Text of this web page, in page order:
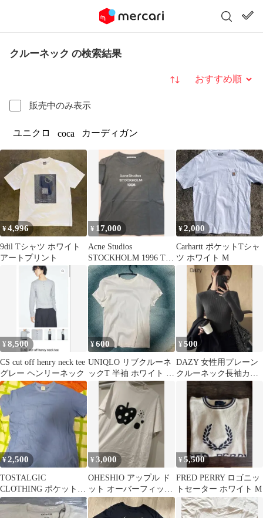
クルーネック の検索結果
販売中のみ表示
並び替え
ユニクロ coca カーディガン
¥4,996
9dil Tシャツ ホワイト
アートプリント
¥ 17,000
Acne Studios
STOCKHOLM 1996 Tシ
ャツ
¥2,000
Carhartt ポケットTシャ
ツ ホワイト M
¥8,500
CS cut off henry neck tee
グレー ヘンリーネック
¥600
UNIQLO リブクルーネ
ックT 半袖 ホワイト L
サイズ
¥500
DAZY 女性用プレーン
クルーネック長袖カジ
ュアルスリムフィット
セーター
¥2,500
TOSTALGIC
CLOTHING ポケットT
シャツ ブルー
¥3,000
OHESHIO アップル ド
ット オーバーフィット
Tシャツ 韓国ファッシ
ョン
¥5,500
FRED PERRY ロゴニッ
トセーター ホワイト M